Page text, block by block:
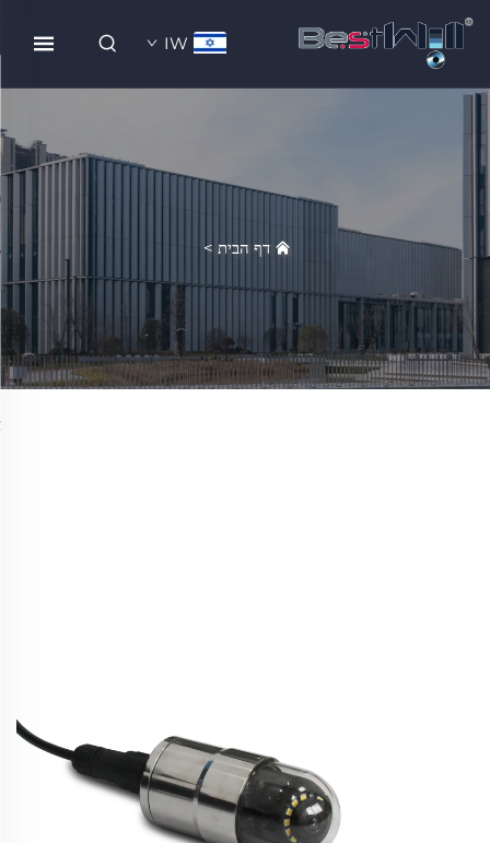
IW
דף הבית >